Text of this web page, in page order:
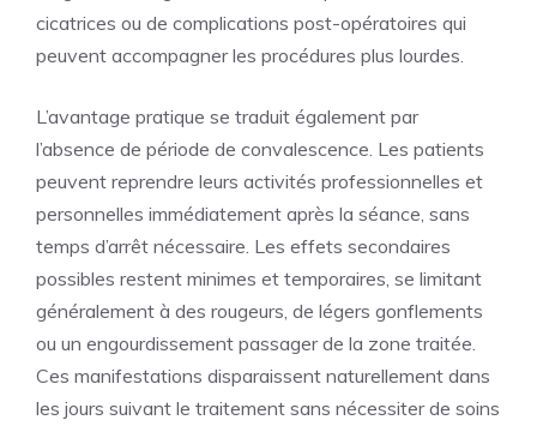
cicatrices ou de complications post-opératoires qui
peuvent accompagner les procédures plus lourdes.
L’avantage pratique se traduit également par
l’absence de période de convalescence. Les patients
peuvent reprendre leurs activités professionnelles et
personnelles immédiatement après la séance, sans
temps d’arrêt nécessaire. Les effets secondaires
possibles restent minimes et temporaires, se limitant
généralement à des rougeurs, de légers gonflements
ou un engourdissement passager de la zone traitée.
Ces manifestations disparaissent naturellement dans
les jours suivant le traitement sans nécessiter de soins